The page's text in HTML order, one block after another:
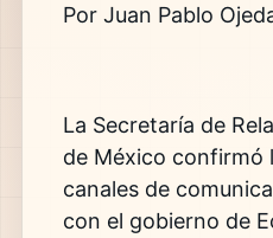
Por Juan Pablo
La Secretaría de
de México confirmó
canales de
con el gobierno de